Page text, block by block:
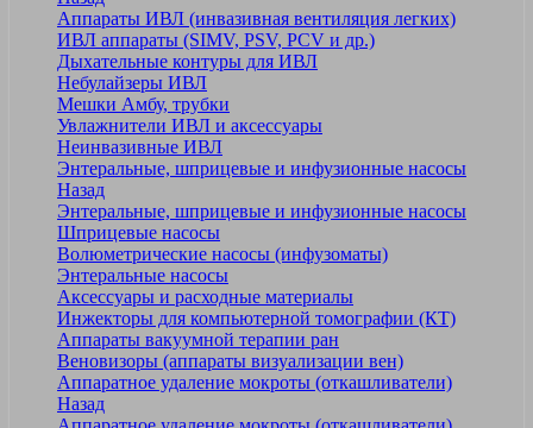
Аппараты ИВЛ (инвазивная вентиляция легких)
ИВЛ аппараты (SIMV, PSV, PCV и др.)
Дыхательные контуры для ИВЛ
Небулайзеры ИВЛ
Мешки Амбу, трубки
Увлажнители ИВЛ и аксессуары
Неинвазивные ИВЛ
Энтеральные, шприцевые и инфузионные насосы
Назад
Энтеральные, шприцевые и инфузионные насосы
Шприцевые насосы
Волюметрические насосы (инфузоматы)
Энтеральные насосы
Аксессуары и расходные материалы
Инжекторы для компьютерной томографии (КТ)
Аппараты вакуумной терапии ран
Веновизоры (аппараты визуализации вен)
Аппаратное удаление мокроты (откашливатели)
Назад